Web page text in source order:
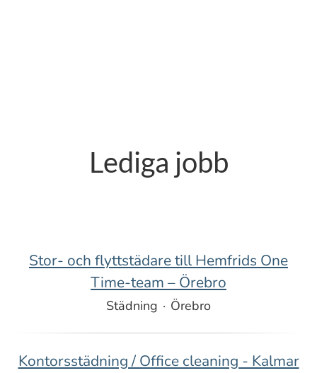
Lediga jobb
Stor- och flyttstädare till Hemfrids One
Time-team – Örebro
Städning · Örebro
Kontorsstädning / Office cleaning - Kalmar